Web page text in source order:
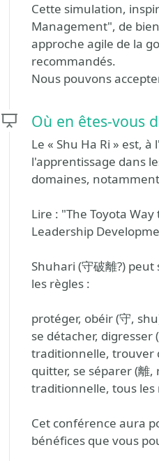
Cette simulation,
Management", de
approche agile de la
recommandés.
Nous pouvons
Où en êtes-vous
Le « Shu Ha Ri » est,
l'apprentissage dans
domaines,
Lire : "The Toyota
Leadership
Shuhari (守破離?)
les règles :
protéger, obéir (守,
se détacher,
traditionnelle, trouver
quitter, se séparer (離
traditionnelle, tous
Cet conférence aura
bénéfices que vous